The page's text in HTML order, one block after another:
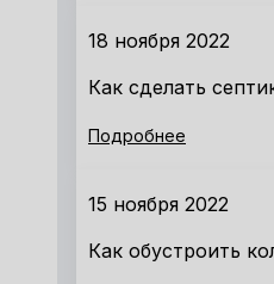
18 ноября 2022
Как сделать
Подробнее
15 ноября 2022
Как обустроить